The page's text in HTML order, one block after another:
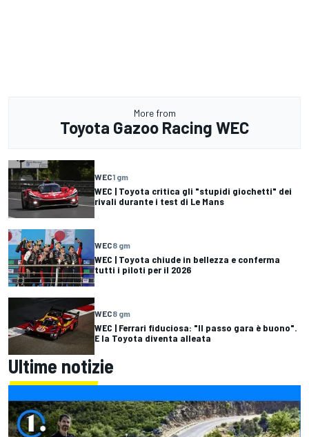
More from
Toyota Gazoo Racing WEC
WEC1 gm
WEC | Toyota critica gli "stupidi giochetti" dei
rivali durante i test di Le Mans
WEC8 gm
WEC | Toyota chiude in bellezza e conferma
tutti i piloti per il 2026
WEC8 gm
WEC | Ferrari fiduciosa: "Il passo gara è buono".
E la Toyota diventa alleata
Ultime notizie